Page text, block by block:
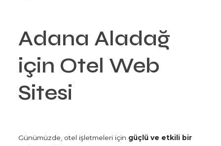
Adana Aladağ
için Otel Web
Sitesi
Günümüzde, otel işletmeleri için güçlü ve etkili bir